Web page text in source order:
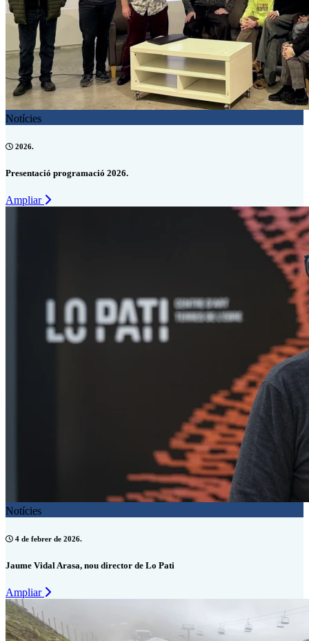
Notícies
2026.
Presentació programació 2026.
Ampliar
Notícies
4 de febrer de 2026.
Jaume Vidal Arasa, nou director de Lo Pati
Ampliar